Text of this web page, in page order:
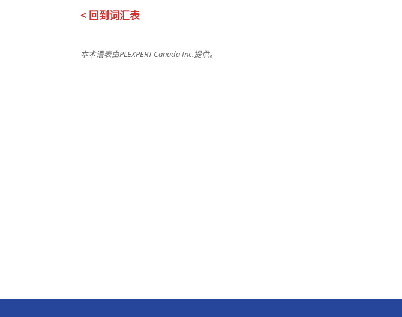
< 回到词汇表
本术语表由PLEXPERT Canada Inc.提供。